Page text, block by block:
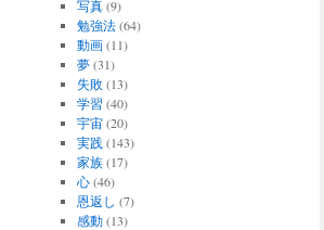
写真(9)
勉強法(64)
動画(11)
夢(31)
失敗(13)
学習 (40)
宇宙(20)
実践 (143)
家族(17)
心(46)
恩返し (7)
感動(13)